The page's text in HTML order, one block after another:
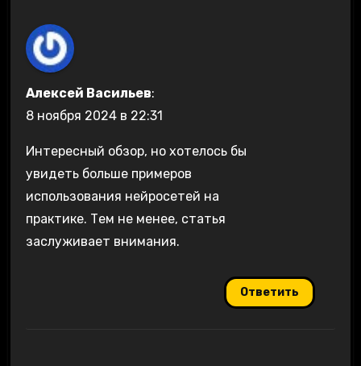
Алексей Васильев:
8 ноября 2024 в 22:31
Интересный обзор, но хотелось бы
увидеть больше примеров
использования нейросетей на
практике. Тем не менее, статья
заслуживает внимания.
Ответить